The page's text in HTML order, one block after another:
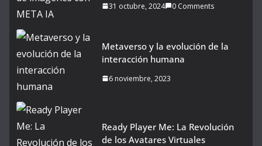
31 octubre, 2024 0 Comments
Metaverso y la evolución de la
interacción humana
6 noviembre, 2023
Ready Player Me: La Revolución
de los Avatares Virtuales